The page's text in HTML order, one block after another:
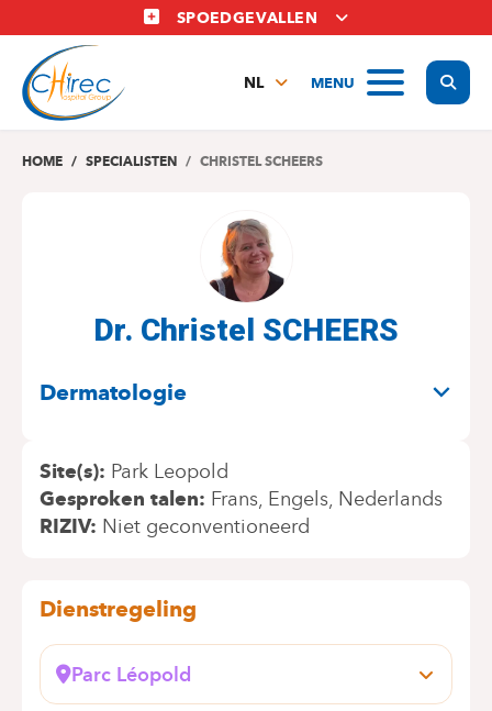
en
naar
inhoud
SPOEDGEVALLEN
MENU
NL
EN
HOME SPECIALISTEN CHRISTEL SCHEERS
Dr. Christel SCHEERS
Dermatologie
Site(s) Park Leopold
Gesproken talen Frans Engels Nederlands
RIZIV Niet geconventioneerd
Dienstregeling
Parc Léopold
Rue du Trône, 100